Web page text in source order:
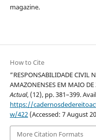
magazine.
How to Cite
“RESPONSABILIDADE CIVIL
AMAZONENSES EM MAIO
Actual, (12), pp. 381–399.
https://
w/422(Accessed: 7 August
More Citation Formats